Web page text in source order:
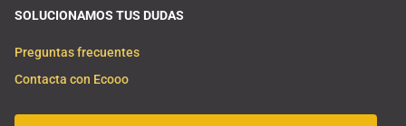
SOLUCIONAMOS TUS DUDAS
Preguntas frecuentes
Contacta con Ecooo